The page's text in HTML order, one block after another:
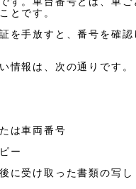
とです。
を手放すと、番号を確
情報は、次の通りです。
は車両番号
ー
に受け取った書類の写し